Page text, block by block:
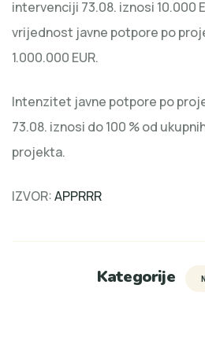
intervenciji 73.08. iznosi 10.000
vrijednost javne potpore po
1.000.000 EUR.
Intenzitet javne potpore po
73.08. iznosi do 100 % od
projekta.
IZVOR:APPRRR
Kategorije